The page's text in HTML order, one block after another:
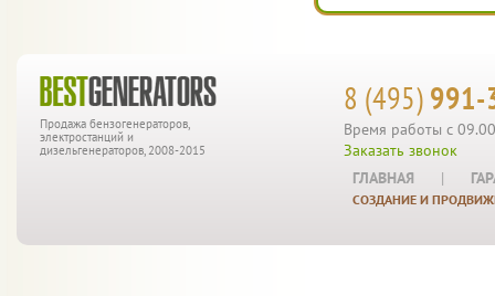
Продажа бензогенераторов,
электростанций и
дизельгенераторов, 2008-2015
8 (495)
Время работы с
Заказать звонок
ГЛАВНАЯ
|
СОЗДАНИЕ И